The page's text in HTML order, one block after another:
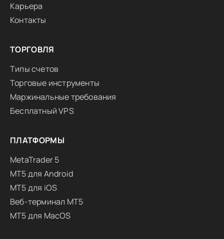
Карьера
Контакты
ТОРГОВЛЯ
Типы счетов
Торговые инструменты
Маржинальные требования
Бесплатный VPS
ПЛАТФОРМЫ
MetaTrader 5
MT5 для Android
MT5 для iOS
Веб-терминал MT5
MT5 для MacOS